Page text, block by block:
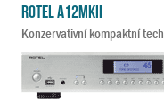
Rotel A12MKII
Konzervativní kompaktní